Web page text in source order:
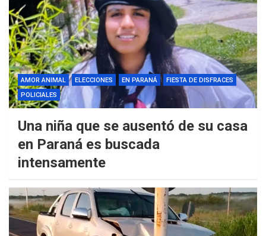
AMOR ANIMAL ELECCIONES EN PARANÁ
FIESTA DE DISFRACES
POLICIALES
Una niña que se ausentó de su casa
en Paraná es buscada
intensamente